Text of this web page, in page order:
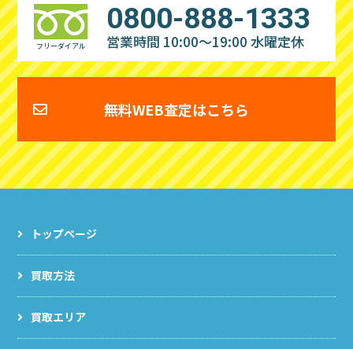
フリーダイアル
0800-888-1333
営業時間 10:00～19:00 水曜定休
無料WEB査定はこちら
トップページ
買取方法
買取エリア